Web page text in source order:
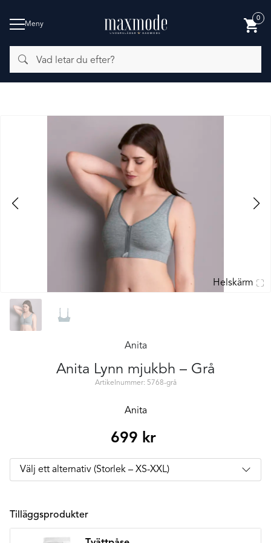
Meny
letar
du
efter?
0
BADMODE
Helskärm
Anita
Anita Lynn mjukbh – Grå
Artikelnummer: 5768-grå
Anita
699 kr
Tilläggsprodukter